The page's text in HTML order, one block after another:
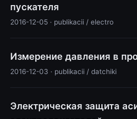
пускателя
2016-12-05 · publikacii / electro
Измерение давления в
2016-12-03 · publikacii / datchiki
Электрическая защита